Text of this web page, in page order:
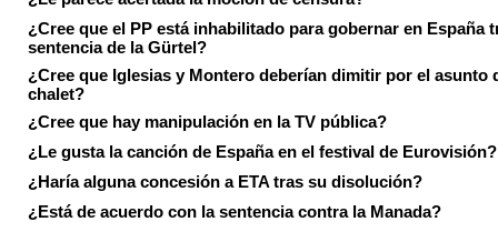
¿Cree que el PP está inhabilitado para gobernar en España
sentencia de la Gürtel?
¿Cree que Iglesias y Montero deberían dimitir por el asunto
chalet?
¿Cree que hay manipulación en la TV pública?
¿Le gusta la canción de España en el festival de Eurovisión?
¿Haría alguna concesión a ETA tras su disolución?
¿Está de acuerdo con la sentencia contra la Manada?